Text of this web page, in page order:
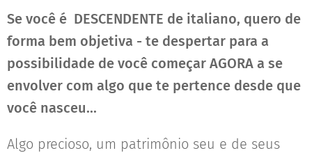
Se você é DESCENDENTE de italiano, quero de
forma bem objetiva - te despertar para a
possibilidade de você começar AGORA a se
envolver com algo que te pertence desde que
você nasceu...
Algo precioso, um patrimônio seu e de seus